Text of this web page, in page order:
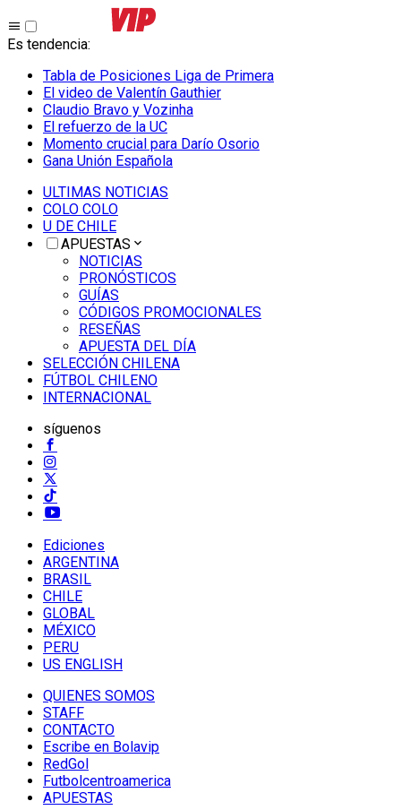
Es tendencia:
Tabla de Posiciones Liga de Primera
El video de Valentín Gauthier
Claudio Bravo y Vozinha
El refuerzo de la UC
Momento crucial para Darío Osorio
Gana Unión Española
ULTIMAS NOTICIAS
COLO COLO
U DE CHILE
APUESTAS
NOTICIAS
PRONÓSTICOS
GUÍAS
CÓDIGOS PROMOCIONALES
RESEÑAS
APUESTA DEL DÍA
SELECCIÓN CHILENA
FÚTBOL CHILENO
INTERNACIONAL
síguenos
Ediciones
ARGENTINA
BRASIL
CHILE
GLOBAL
MÉXICO
PERU
US ENGLISH
QUIENES SOMOS
STAFF
CONTACTO
Escribe en Bolavip
RedGol
Futbolcentroamerica
APUESTAS